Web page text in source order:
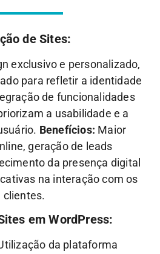
de Sites:
exclusivo e personalizado,
para refletir a identidade
de funcionalidades
a usabilidade e a
Benefícios: Maior
geração de leads
da presença digital
na interação com os
clientes.
em WordPress:
da plataforma